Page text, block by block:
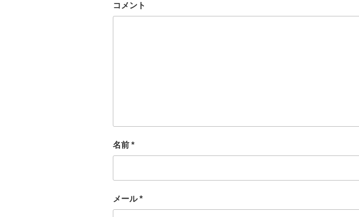
コメント
名前 *
メール*